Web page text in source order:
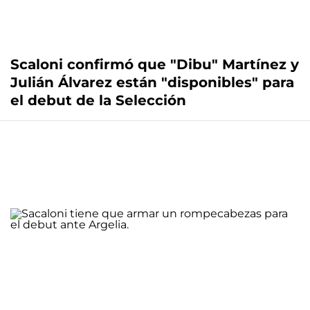
Scaloni confirmó que "Dibu" Martínez y
Julián Álvarez están "disponibles" para
el debut de la Selección